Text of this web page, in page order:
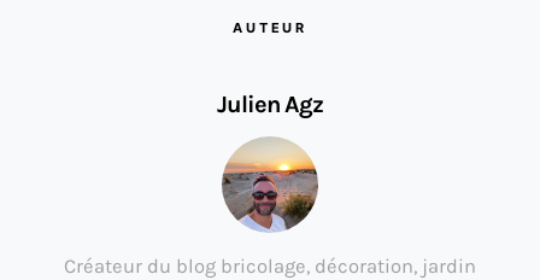
AUTEUR
Julien Agz
Créateur du blog bricolage, décoration, jardin